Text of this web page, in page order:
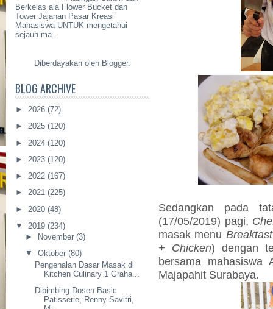
Berkelas ala Flower Bucket dan
Tower Jajanan Pasar Kreasi
Mahasiswa UNTUK mengetahui
sejauh ma...
Diberdayakan oleh Blogger.
BLOG ARCHIVE
► 2026 (72)
► 2025 (120)
► 2024 (120)
► 2023 (120)
► 2022 (167)
► 2021 (225)
► 2020 (48)
▼ 2019 (234)
►
November (3)
▼ Oktober (80)
Pengenalan Dasar Masak di
Kitchen Culinary 1 Graha...
Dibimbing Dosen Basic
Patisserie, Renny Savitri,
Sedangkan pada
(17/05/2019) pagi,
masak menu
+ Chicken) dengan
bersama mahasiswa
Majapahit Surabaya.